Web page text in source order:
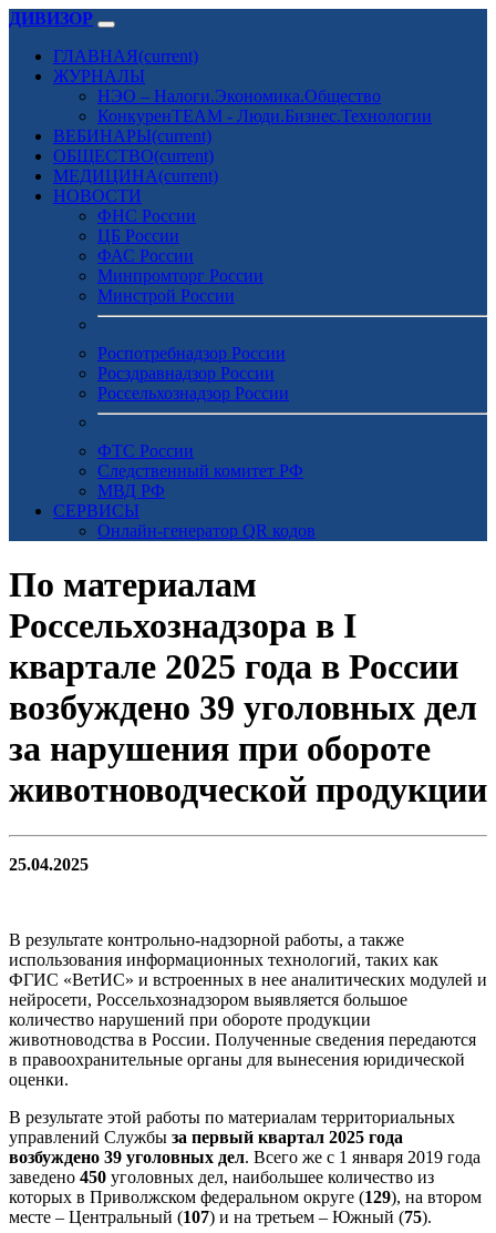
ДИВИЗОР
ГЛАВНАЯ(current)
ЖУРНАЛЫ
НЭО – Налоги.Экономика.Общество
КонкуренTEAM - Люди.Бизнес.Технологии
ВЕБИНАРЫ(current)
ОБЩЕСТВО(current)
МЕДИЦИНА(current)
НОВОСТИ
ФНС России
ЦБ России
ФАС России
Минпромторг России
Минстрой России
Роспотребнадзор России
Росздравнадзор России
Россельхознадзор России
ФТС России
Следственный комитет РФ
МВД РФ
СЕРВИСЫ
Онлайн-генератор QR кодов
По материалам
Россельхознадзора в I
квартале 2025 года в России
возбуждено 39 уголовных дел
за нарушения при обороте
животноводческой продукции
25.04.2025
В результате контрольно-надзорной работы, а также
использования информационных технологий, таких как
ФГИС «ВетИС» и встроенных в нее аналитических модулей и
нейросети, Россельхознадзором выявляется большое
количество нарушений при обороте продукции
животноводства в России. Полученные сведения передаются
в правоохранительные органы для вынесения юридической
оценки.
В результате этой работы по материалам территориальных
управлений Службы за первый квартал 2025 года
возбуждено 39 уголовных дел. Всего же с 1 января 2019 года
заведено 450 уголовных дел, наибольшее количество из
которых в Приволжском федеральном округе (129), на втором
месте – Центральный (107) и на третьем – Южный (75).